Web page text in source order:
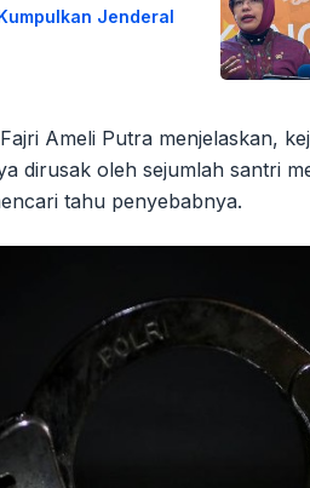
Jenderal
Ameli Putra menjelaskan,
dirusak oleh sejumlah santri
tahu penyebabnya.